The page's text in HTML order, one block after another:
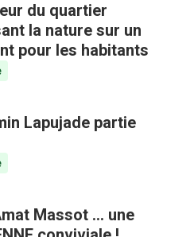
du quartier
la nature sur un
pour les habitants
Lapujade partie
Massot ... une